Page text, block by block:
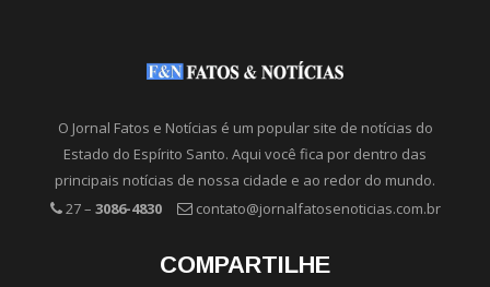
O Jornal Fatos e Notícias é um popular site de notícias do
Estado do Espírito Santo. Aqui você fica por dentro das
principais notícias de nossa cidade e ao redor do mundo.
27 – 3086-4830 contato@jornalfatosenoticias.com.br
COMPARTILHE